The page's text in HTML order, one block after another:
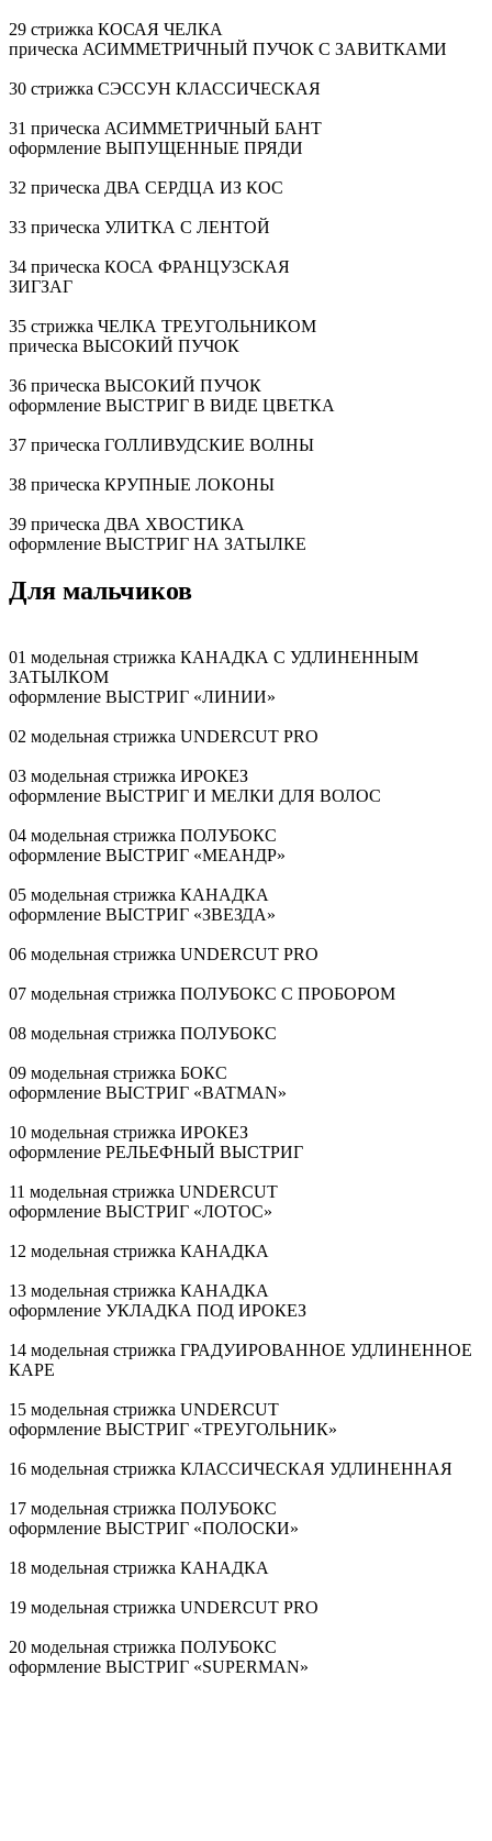
29 стрижка КОСАЯ ЧЕЛКА
прическа АСИММЕТРИЧНЫЙ ПУЧОК С ЗАВИТКАМИ
30 стрижка СЭССУН КЛАССИЧЕСКАЯ
31 прическа АСИММЕТРИЧНЫЙ БАНТ
оформление ВЫПУЩЕННЫЕ ПРЯДИ
32 прическа ДВА СЕРДЦА ИЗ КОС
33 прическа УЛИТКА С ЛЕНТОЙ
34 прическа КОСА ФРАНЦУЗСКАЯ
ЗИГЗАГ
35 стрижка ЧЕЛКА ТРЕУГОЛЬНИКОМ
прическа ВЫСОКИЙ ПУЧОК
36 прическа ВЫСОКИЙ ПУЧОК
оформление ВЫСТРИГ В ВИДЕ ЦВЕТКА
37 прическа ГОЛЛИВУДСКИЕ ВОЛНЫ
38 прическа КРУПНЫЕ ЛОКОНЫ
39 прическа ДВА ХВОСТИКА
оформление ВЫСТРИГ НА ЗАТЫЛКЕ
Для мальчиков
01 модельная стрижка КАНАДКА С УДЛИНЕННЫМ
ЗАТЫЛКОМ
оформление ВЫСТРИГ «ЛИНИИ»
02 модельная стрижка UNDERCUT PRO
03 модельная стрижка ИРОКЕЗ
оформление ВЫСТРИГ И МЕЛКИ ДЛЯ ВОЛОС
04 модельная стрижка ПОЛУБОКС
оформление ВЫСТРИГ «МЕАНДР»
05 модельная стрижка КАНАДКА
оформление ВЫСТРИГ «ЗВЕЗДА»
06 модельная стрижка UNDERCUT PRO
07 модельная стрижка ПОЛУБОКС С ПРОБОРОМ
08 модельная стрижка ПОЛУБОКС
09 модельная стрижка БОКС
оформление ВЫСТРИГ «BATMAN»
10 модельная стрижка ИРОКЕЗ
оформление РЕЛЬЕФНЫЙ ВЫСТРИГ
11 модельная стрижка UNDERCUT
оформление ВЫСТРИГ «ЛОТОС»
12 модельная стрижка КАНАДКА
13 модельная стрижка КАНАДКА
оформление УКЛАДКА ПОД ИРОКЕЗ
14 модельная стрижка ГРАДУИРОВАННОЕ УДЛИНЕННОЕ
КАРЕ
15 модельная стрижка UNDERCUT
оформление ВЫСТРИГ «ТРЕУГОЛЬНИК»
16 модельная стрижка КЛАССИЧЕСКАЯ УДЛИНЕННАЯ
17 модельная стрижка ПОЛУБОКС
оформление ВЫСТРИГ «ПОЛОСКИ»
18 модельная стрижка КАНАДКА
19 модельная стрижка UNDERCUT PRO
20 модельная стрижка ПОЛУБОКС
оформление ВЫСТРИГ «SUPERMAN»